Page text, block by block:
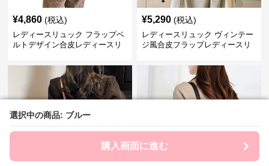
選択中の商品: ブルー
購入画面に進む
選択中の商品: ブルー
購入画面に進む
¥4,860 (税込)
レディースリュック フラップベ
ルトデザイン合皮レディースリ
¥5,290 (税込)
レディースリュック ヴィンテー
ジ風合皮フラップレディースリ